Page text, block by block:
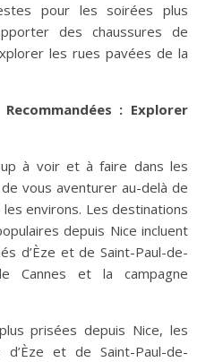
pour les soirées plus
des chaussures de
les rues pavées de la
Recommandées : Explorer
à voir et à faire dans les
vous aventurer au-delà de
environs. Les destinations
depuis Nice incluent
d’Èze et de Saint-Paul-de-
Cannes et la campagne
prisées depuis Nice, les
d’Èze et de Saint-Paul-de-